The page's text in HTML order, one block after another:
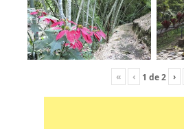
« ‹ 1 de2 ›